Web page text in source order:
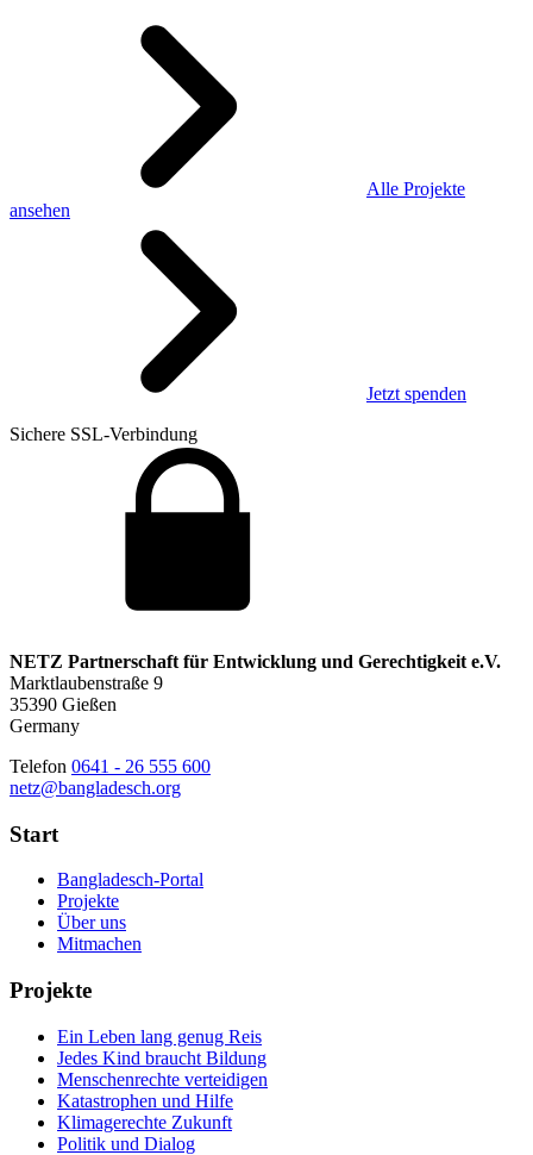
Alle Projekte
ansehen
Jetzt spenden
Sichere SSL-Verbindung
NETZ Partnerschaft für Entwicklung und Gerechtigkeit e.V.
Marktlaubenstraße 9
35390 Gießen
Germany
Telefon 0641 - 26 555 600
netz@bangladesch.org
Start
Bangladesch-Portal
Projekte
Über uns
Mitmachen
Projekte
Ein Leben lang genug Reis
Jedes Kind braucht Bildung
Menschenrechte verteidigen
Katastrophen und Hilfe
Klimagerechte Zukunft
Politik und Dialog